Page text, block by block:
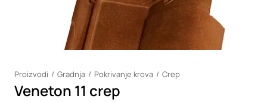
Proizvodi Gradnja Pokrivanje krova Crep
Veneton 11 crep